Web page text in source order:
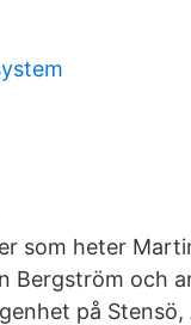
som heter
Bergström och
på Stensö,